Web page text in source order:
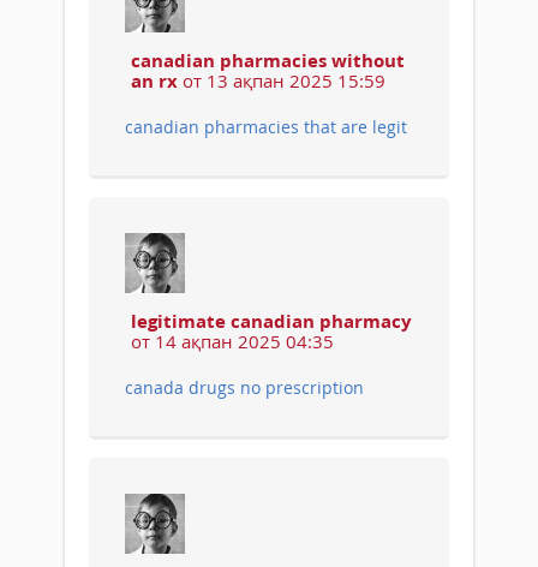
canadian pharmacies without
an rx от 13 ақпан 2025 15:59
canadian pharmacies that are legit
legitimate canadian pharmacy
от 14 ақпан 2025 04:35
canada drugs no prescription